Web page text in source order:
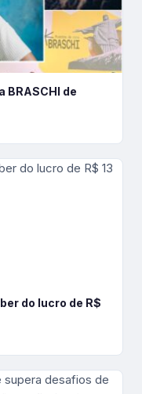
BRASCHI de
do lucro de R$